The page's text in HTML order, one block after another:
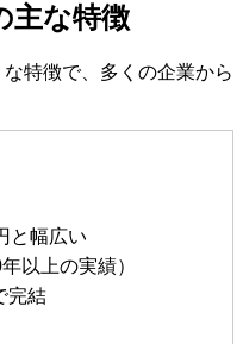
主な特徴
特徴で、多くの企業から
と幅広い
以上の実績）
完結